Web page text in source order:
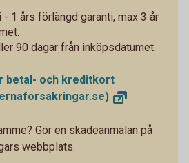
- 1 års förlängd garanti, max 3 år
90 dagar från inköpsdatumet.
betal- och kreditkort
Gör en skadeanmälan på
webbplats.